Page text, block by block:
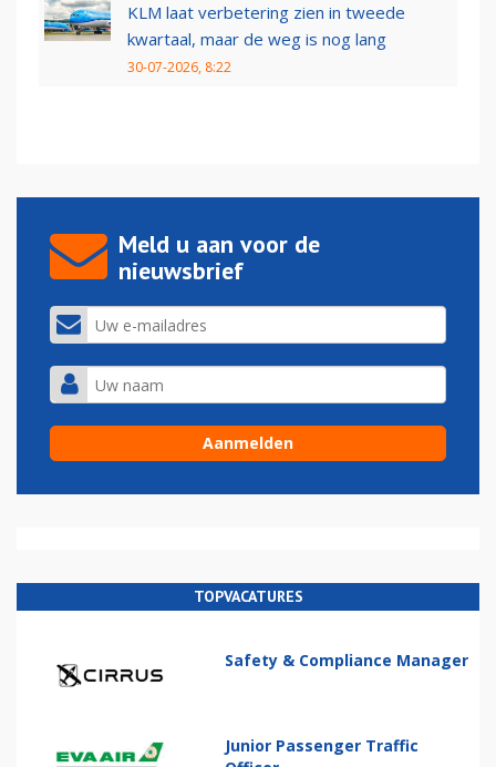
KLM laat verbetering zien in tweede
kwartaal, maar de weg is nog lang
30-07-2026, 8:22
Meld u aan voor de
nieuwsbrief
TOPVACATURES
Safety & Compliance Manager
Junior Passenger Traffic